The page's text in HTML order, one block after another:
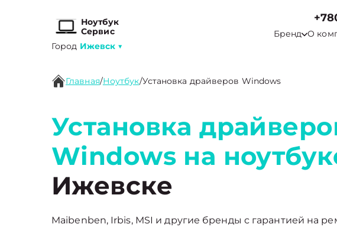
Ноутбук
Сервис
Город Ижевск ▼
Бренд О
Главная/Ноутбук/Установка драйверов Windows
Установка
Windows на
Ижевске
Maibenben, Irbis, MSI и другие бренды с гарантией на